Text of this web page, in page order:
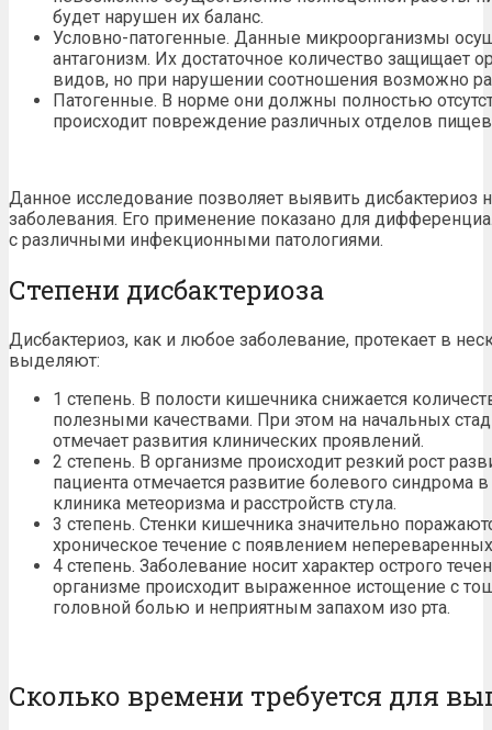
будет нарушен их баланс.
Условно-патогенные. Данные микроорганизмы
антагонизм. Их достаточное количество защищает
видов, но при нарушении соотношения возможно
Патогенные. В норме они должны полностью
происходит повреждение различных отделов
Данное исследование позволяет выявить дисбактериоз
заболевания. Его применение показано для
с различными инфекционными патологиями.
Степени дисбактериоза
Дисбактериоз, как и любое заболевание, протекает в
выделяют:
1 степень. В полости кишечника снижается
полезными качествами. При этом на начальных
отмечает развития клинических проявлений.
2 степень. В организме происходит резкий рост
пациента отмечается развитие болевого синдрома
клиника метеоризма и расстройств стула.
3 степень. Стенки кишечника значительно
хроническое течение с появлением
4 степень. Заболевание носит характер острого
организме происходит выраженное истощение с
головной болью и неприятным запахом изо рта.
Сколько времени требуется для